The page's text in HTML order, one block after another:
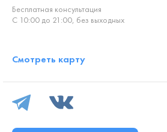
Бесплатная консультация
С 10:00 до 21:00, без выходных
Смотреть карту